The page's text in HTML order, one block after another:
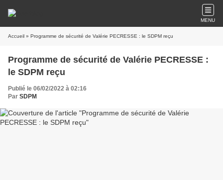
MENU
Accueil » Programme de sécurité de Valérie PECRESSE : le SDPM reçu
Programme de sécurité de Valérie PECRESSE :
le SDPM reçu
Publié le 06/02/2022 à 02:16
Par SDPM